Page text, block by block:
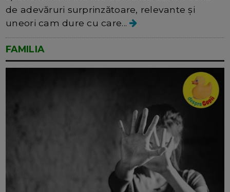
de adevăruri surprinzătoare, relevante și
uneori cam dure cu care...
FAMILIA